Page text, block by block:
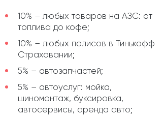
10% – любых товаров на АЗС: от
топлива до кофе;
10% – любых полисов в Тинькофф
Страховании;
5% – автозапчастей;
5% – автоуслуг: мойка,
шиномонтаж, буксировка,
автосервисы, аренда авто;